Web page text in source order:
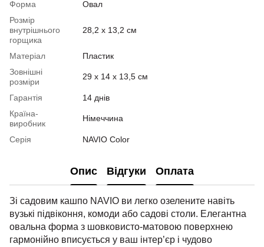
Форма
Овал
Розмір
внутрішнього
горщика
28,2 x 13,2 см
Матеріал
Пластик
Зовнішні
розміри
29 x 14 x 13,5 см
Гарантія
14 днів
Країна-
виробник
Німеччина
Серія NAVIO Color
Опис Відгуки Оплата
Зі садовим кашпо NAVIO ви легко озелените навіть
вузькі підвіконня, комоди або садові столи. Елегантна
овальна форма з шовковисто-матовою поверхнею
гармонійно вписується у ваш інтер’єр і чудово